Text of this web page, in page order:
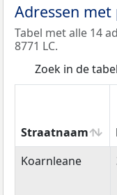
Adressen met
Tabel met alle 14
8771 LC.
Zoek in de
Straatnaam
Straatnaam
Koarnleane